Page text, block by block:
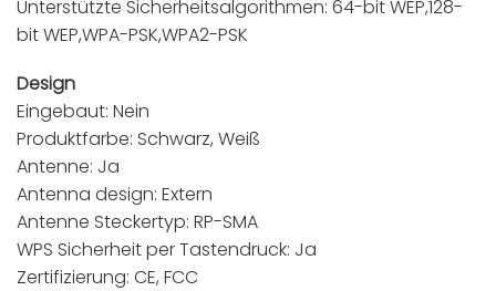
Unterstützte Sicherheitsalgorithmen: 64-bit WEP,128-
bit WEP,WPA-PSK,WPA2-PSK
Design
Eingebaut: Nein
Produktfarbe: Schwarz, Weiß
Antenne: Ja
Antenna design: Extern
Antenne Steckertyp: RP-SMA
WPS Sicherheit per Tastendruck: Ja
Zertifizierung: CE, FCC